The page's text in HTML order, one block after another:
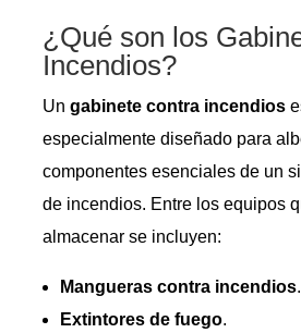
¿Qué son los
Incendios?
Un gabinete contra incendios
especialmente diseñado para
componentes esenciales de un
de incendios. Entre los equipos
almacenar se incluyen:
Mangueras contra incendios.
Extintores de fuego.